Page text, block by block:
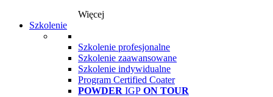
Więcej
Szkolenie
Szkolenie profesjonalne
Szkolenie zaawansowane
Szkolenie indywidualne
Program Certified Coater
POWDER IGP ON TOUR